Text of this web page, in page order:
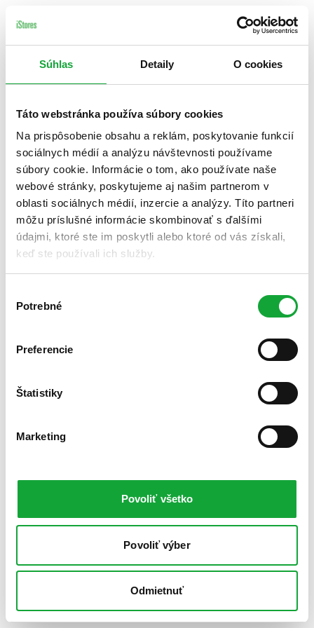
Súhlas Detaily O cookies
Táto webstránka používa súbory cookies
Na prispôsobenie obsahu a reklám, poskytovanie funkcií
sociálnych médií a analýzu návštevnosti používame
súbory cookie. Informácie o tom, ako používate naše
webové stránky, poskytujeme aj našim partnerom v
oblasti sociálnych médií, inzercie a analýzy. Títo partneri
môžu príslušné informácie skombinovať s ďalšími
údajmi, ktoré ste im poskytli alebo ktoré od vás získali,
keď ste používali ich služby.
súhlasu
Potrebné
Preferencie
Štatistiky
Marketing
Povoliť všetko
Povoliť výber
Odmietnuť